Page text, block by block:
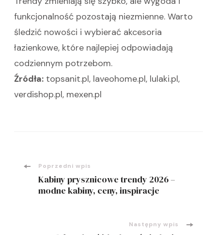
funkcjonalność pozostają niezmienne. Warto
śledzić nowości i wybierać akcesoria
łazienkowe, które najlepiej odpowiadają
codziennym potrzebom.
Źródła: topsanit.pl, laveohome.pl, lulaki.pl,
verdishop.pl, mexen.pl
Nawigacja
wpisu
Poprzedni wpis
Kabiny prysznicowe trendy 2026 –
modne kabiny, ceny, inspiracje
Następny wpis